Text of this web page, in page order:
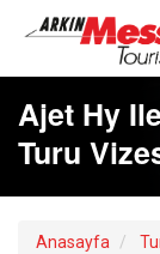
Ajet Hy
Turu
Anasayfa